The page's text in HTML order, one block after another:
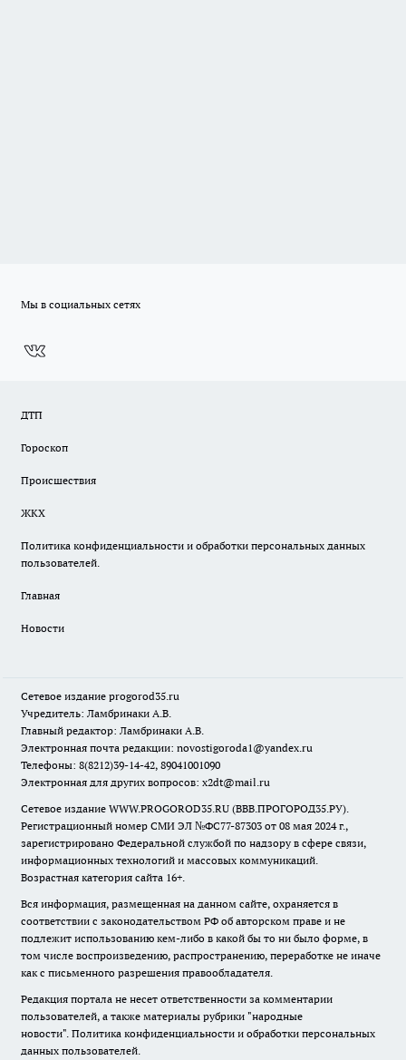
Мы в социальных сетях
ДТП
Гороскоп
Происшествия
ЖКХ
Политика конфиденциальности и обработки персональных данных
пользователей.
Главная
Новости
Сетевое издание progorod35.ru
Учредитель: Ламбринаки А.В.
Главный редактор: Ламбринаки А.В.
Электронная почта редакции: novostigoroda1@yandex.ru
Телефоны: 8(8212)39-14-42, 89041001090
Электронная для других вопросов: x2dt@mail.ru
Сетевое издание WWW.PROGOROD35.RU (ВВВ.ПРОГОРОД35.РУ).
Регистрационный номер СМИ ЭЛ №ФС77-87303 от 08 мая 2024 г.,
зарегистрировано Федеральной службой по надзору в сфере связи,
информационных технологий и массовых коммуникаций.
Возрастная категория сайта 16+.
Вся информация, размещенная на данном сайте, охраняется в
соответствии с законодательством РФ об авторском праве и не
подлежит использованию кем-либо в какой бы то ни было форме, в
том числе воспроизведению, распространению, переработке не иначе
как с письменного разрешения правообладателя.
Редакция портала не несет ответственности за комментарии
пользователей, а также материалы рубрики "народные
новости". Политика конфиденциальности и обработки персональных
данных пользователей.